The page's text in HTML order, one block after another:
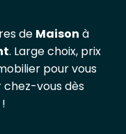
de Maison à
. Large choix, prix
pour vous
vous dès